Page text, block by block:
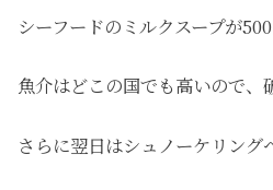
シーフードのミルクスープが
魚介はどこの国でも高いので、
さらに翌日はシュノーケリング